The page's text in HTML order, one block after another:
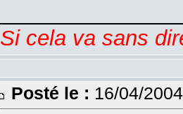
Si cela va sans
Posté le : 16/04/